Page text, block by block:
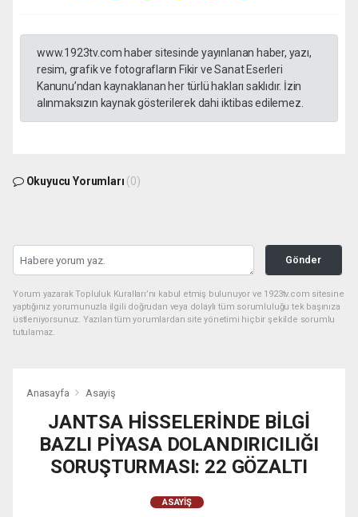
www.1923tv.com haber sitesinde yayınlanan haber, yazı,
resim, grafik ve fotografların Fikir ve Sanat Eserleri
Kanunu’ndan kaynaklanan her türlü hakları saklıdır. İzin
alınmaksızın kaynak gösterilerek dahi iktibas edilemez.
Okuyucu Yorumları (0)
Gönder
Yorum yazarak Topluluk Kuralları’nı kabul etmiş bulunuyor ve 1923tv.com sitesine
yaptığınız yorumunuzla ilgili doğrudan veya dolaylı tüm sorumluluğu tek başınıza
üstleniyorsunuz. Yazılan tüm yorumlardan site yönetimi hiçbir şekilde sorumlu
tutulamaz.
Anasayfa Asayiş
JANTSA HİSSELERİNDE BİLGİ
BAZLI PİYASA DOLANDIRICILIĞI
SORUŞTURMASI: 22 GÖZALTI
ASAYIŞ